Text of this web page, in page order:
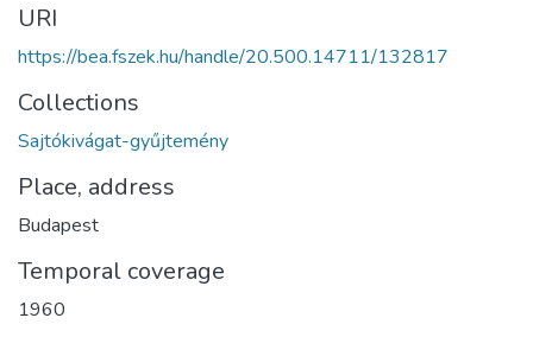
URI
https://bea.fszek.hu/handle/20.500.14711/132817
Collections
Sajtókivágat-gyűjtemény
Place, address
Budapest
Temporal coverage
1960